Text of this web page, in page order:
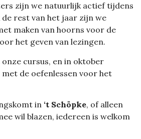
zijn we natuurlijk actief tijdens
rest van het jaar zijn we
maken van hoorns voor de
het geven van lezingen.
cursus, en in oktober
de oefenlessen voor het
in ‘t Schöpke, of alleen
wil blazen, iedereen is welkom